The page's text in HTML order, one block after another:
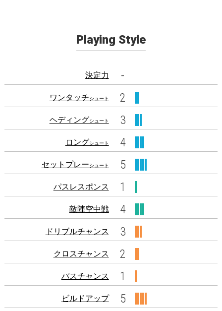
Playing Style
決定力 -
ワンタッチシュート 2
ヘディングシュート 3
ロングシュート 4
セットプレーシュート 5
パスレスポンス 1
敵陣空中戦 4
ドリブルチャンス 3
クロスチャンス 2
パスチャンス 1
ビルドアップ 5